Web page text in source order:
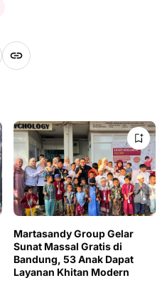
Martasandy Group Gelar
Sunat Massal Gratis di
Bandung, 53 Anak Dapat
Layanan Khitan Modern